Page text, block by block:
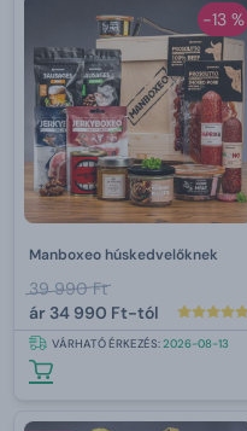
-13 %
Manboxeo húskedvelőknek
39 990 Ft
ár34 990 Ft-tól
VÁRHATÓ ÉRKEZÉS:2026-08-13